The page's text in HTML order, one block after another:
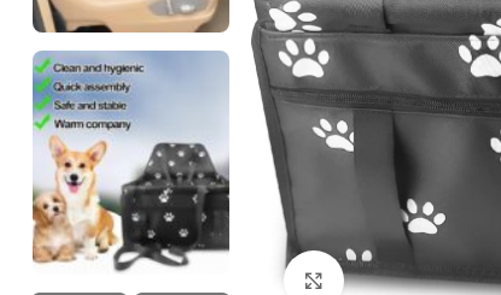
Click to enlarge